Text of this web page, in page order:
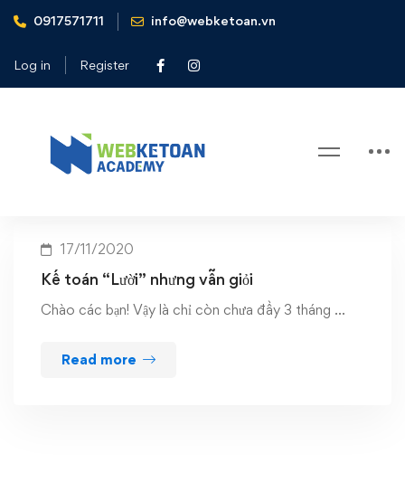
0917571711 info@webketoan.vn
Log in Register
Home Hội thảo cập nhật chính sách thuế tháng 11/2020
Tag: Hội thảo cập nhật chính sách
17/11/2020
Kế toán “Lười” nhưng vẫn giỏi
Chào các bạn! Vậy là chỉ còn chưa đầy 3 tháng …
Read more